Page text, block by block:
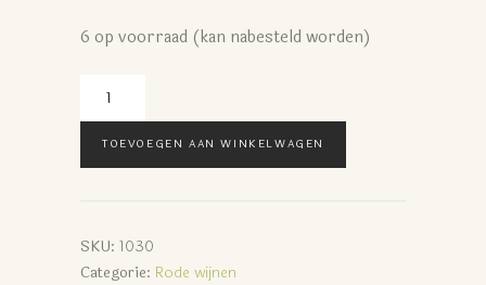
6 op voorraad (kan nabesteld worden)
Nerello
2015
aantal
TOEVOEGEN AAN WINKELWAGEN
SKU: 1030
Categorie: Rode wijnen